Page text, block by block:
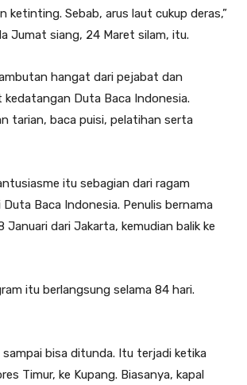
ketinting. Sebab, arus laut cukup deras,”
Jumat siang, 24 Maret silam, itu.
hangat dari pejabat dan
Duta Baca Indonesia.
tarian, baca puisi, pelatihan serta
itu sebagian dari ragam
Baca Indonesia. Penulis bernama
dari Jakarta, kemudian balik ke
itu berlangsung selama 84 hari.
bisa ditunda. Itu terjadi ketika
Timur, ke Kupang. Biasanya, kapal